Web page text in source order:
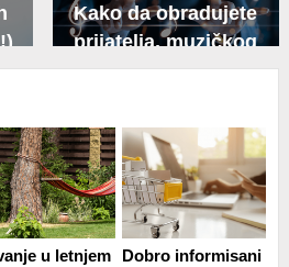
Kako da obradujete
prijatelja, muzičkog
fanatika, za
u letnjem
Dobro informisani